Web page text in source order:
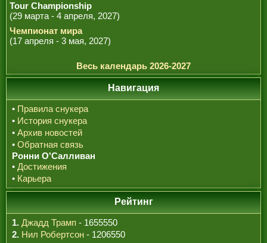
Tour Championship
(29 марта - 4 апреля, 2027)
Чемпионат мира
(17 апреля - 3 мая, 2027)
Весь календарь 2026-2027
Навигация
• Правила снукера
• История снукера
• Архив новостей
• Обратная связь
Ронни О'Салливан
• Достижения
• Карьера
Рейтинг
1. Джадд Трамп - 1655550
2. Нил Робертсон - 1206550